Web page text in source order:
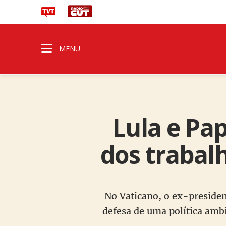
MENU
Lula e
dos
No Vaticano, o ex-
defesa de uma política